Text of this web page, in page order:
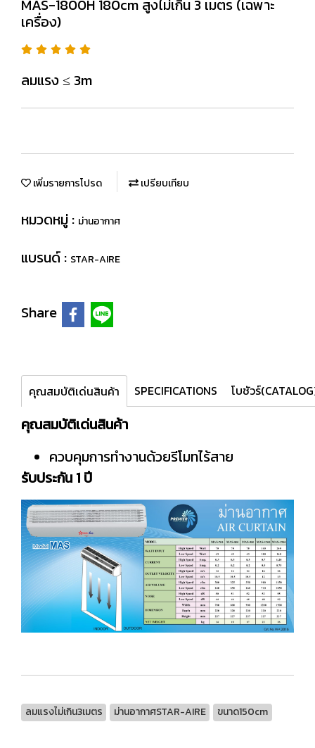
MAS-1800H 180cm สูงไม่เกิน 3 เมตร (เฉพาะ
เครื่อง)
ลมแรง ≤ 3m
เพิ่มรายการโปรด เปรียบเทียบ
หมวดหมู่ : ม่านอากาศ
แบรนด์ : STAR-AIRE
Share
คุณสมบัติเด่นสินค้า SPECIFICATIONS โบชัวร์
คุณสมบัติเด่นสินค้า
ควบคุมการทำงานด้วยรีโมทไร้สาย
รับประกัน 1 ปี
ลมแรงไม่เกิน3เมตร ม่านอากาศSTAR-AIRE ขนาด150cm